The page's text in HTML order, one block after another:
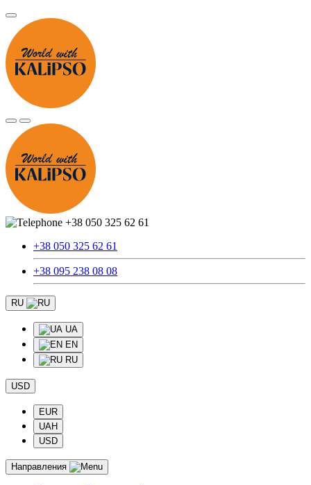
+38 050 325 62 61
+38 050 325 62 61
+38 095 238 08 08
RU
UA
EN
RU
USD
EUR
UAH
USD
Направления